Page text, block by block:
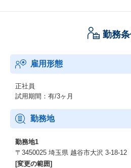
勤務
雇用形態
正社員
試用期間：有/3ヶ月
勤務地
勤務地1
〒3450025 埼玉県 越谷市大沢 3-18-12
[変更の範囲]